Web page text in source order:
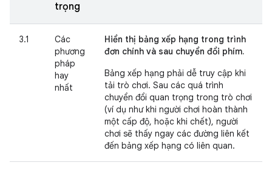
trọng
3.1
Các
phương
pháp
hay
nhất
Hiển thị bảng xếp hạng trong trình
đơn chính và sau chuyển đổi phím.
Bảng xếp hạng phải dễ truy cập khi
tải trò chơi. Sau các quá trình
chuyển đổi quan trọng trong trò chơi
(ví dụ như khi người chơi hoàn thành
một cấp độ, hoặc khi chết), người
chơi sẽ thấy ngay các đường liên kết
đến bảng xếp hạng có liên quan.